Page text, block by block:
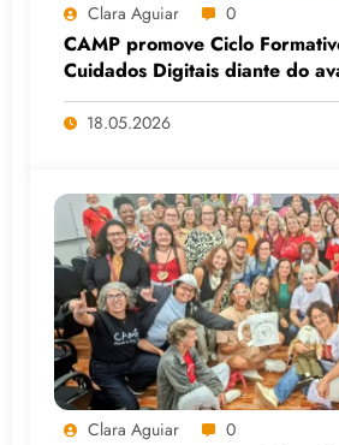
Clara Aguiar 0
CAMP promove Ciclo
Cuidados Digitais diante do
Big Techs e da IA
18.05.2026
Clara Aguiar 0